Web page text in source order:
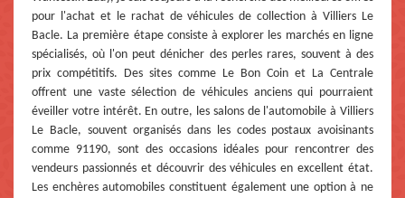
pour l'achat et le rachat de véhicules de collection à Villiers Le
Bacle. La première étape consiste à explorer les marchés en ligne
spécialisés, où l'on peut dénicher des perles rares, souvent à des
prix compétitifs. Des sites comme Le Bon Coin et La Centrale
offrent une vaste sélection de véhicules anciens qui pourraient
éveiller votre intérêt. En outre, les salons de l'automobile à Villiers
Le Bacle, souvent organisés dans les codes postaux avoisinants
comme 91190, sont des occasions idéales pour rencontrer des
vendeurs passionnés et découvrir des véhicules en excellent état.
Les enchères automobiles constituent également une option à ne